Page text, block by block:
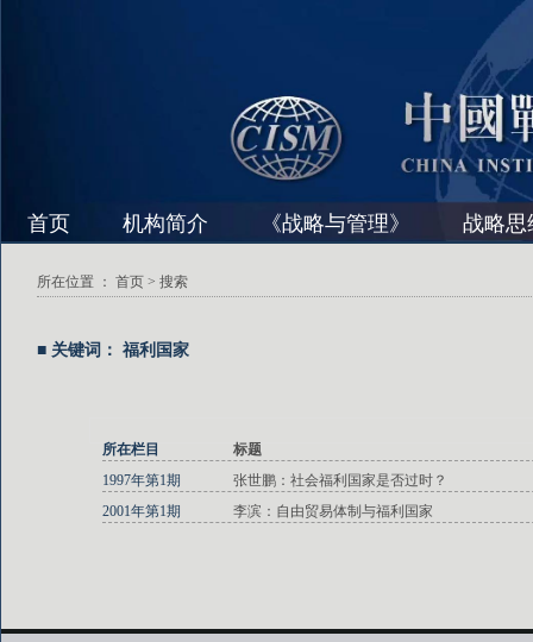
首页 机构简介 《战略与管理》 战略思
所在位置 ： 首页 > 搜索
■ 关键词： 福利国家
所在栏目
标题
1997年第1期
张世鹏：社会福利国家是否过时？
2001年第1期
李滨：自由贸易体制与福利国家